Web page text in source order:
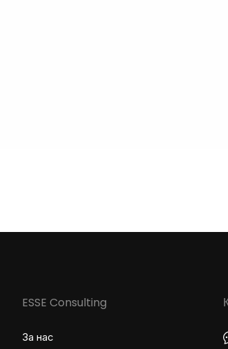
ESSE Consulting
За нас